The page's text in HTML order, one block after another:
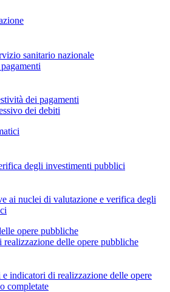
sanitario nazionale
dei pagamenti
dei debiti
degli investimenti pubblici
ai nuclei di valutazione e verifica degli
opere pubbliche
delle opere pubbliche
indicatori di realizzazione delle opere
completate